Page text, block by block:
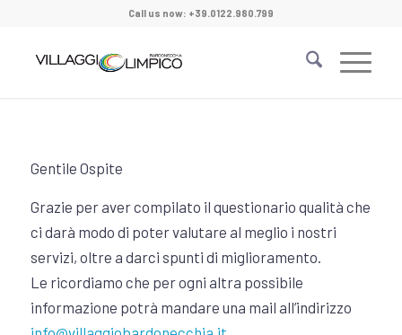
Call us now: +39.0122.980.799
Gentile Ospite
Grazie per aver compilato il questionario qualità che
ci darà modo di poter valutare al meglio i nostri
servizi, oltre a darci spunti di miglioramento.
Le ricordiamo che per ogni altra possibile
informazione potrà mandare una mail all’indirizzo